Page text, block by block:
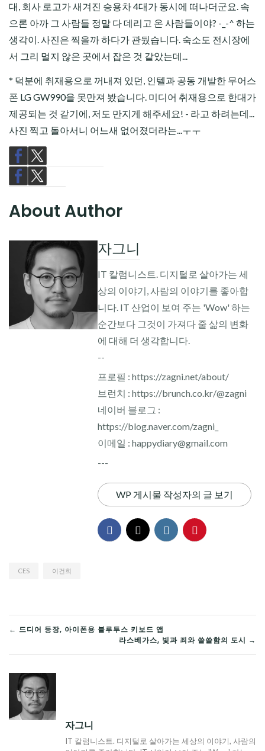
대, 회사 로고가 새겨진 승용차 4대가 동시에 떠나더군요. 속
으론 아까 그 사람들 정말 다 데리고 온 사람들이야? -_-^ 하는
생각이. 사진은 찍을까 하다가 관뒀습니다. 숙소도 전시장에
서 그리 멀지 않은 곳에서 잡은 것 같았는데...
* 덕분에 취재용으로 꺼내져 있던, 인텔과 공동 개발한 무어스
폰 LG GW990을 못만져 봤습니다. 미디어 취재용으로 한대가
제공되는 것 같기에, 저도 만지게 해주세요! - 라고 하려는데...
사진 찍고 돌아서니 어느새 없어졌더라는...ㅜㅜ
About Author
자그니
IT 칼럼니스트. 디지털로 살아가는 세
상의 이야기, 사람의 이야기를 좋아합
니다. IT 산업이 보여 주는 'Wow' 하는
순간보다 그것이 가져다 줄 삶의 변화
에 대해 더 생각합니다.
--
프로필 : https://zagni.net/about/
브런치 : https://brunch.co.kr/@zagni
네이버 블로그 :
https://blog.naver.com/zagni_
이메일 : happydiary@gmail.com
---
WP 게시물 작성자의 글 보기
CES 이건희
글
탐
색
← 드디어 등장, 아이폰용 블루투스 키보드 앱
라스베가스, 빛과 죄와 쓸쓸함의 도시 →
자그니
IT 칼럼니스트. 디지털로 살아가는 세상의 이야기, 사람의